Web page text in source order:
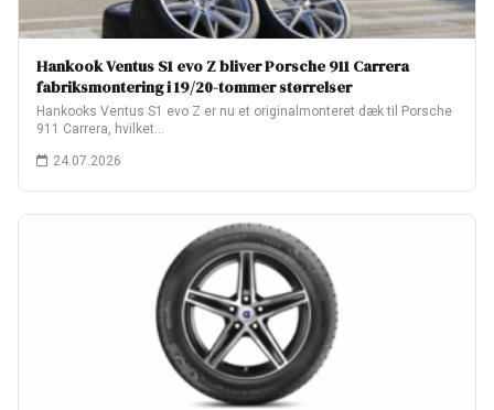
Hankook Ventus S1 evo Z bliver Porsche 911 Carrera
fabriksmontering i 19/20-tommer størrelser
Hankooks Ventus S1 evo Z er nu et originalmonteret dæk til Porsche
911 Carrera, hvilket…
24.07.2026